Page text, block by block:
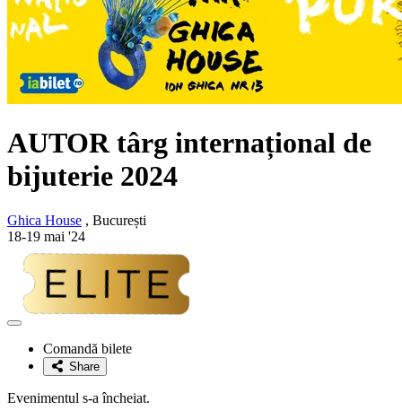
AUTOR târg internațional de
bijuterie 2024
Ghica House , București
18-19 mai '24
Adaugă
favoriteComandă bilete
Share
Evenimentul s-a încheiat.